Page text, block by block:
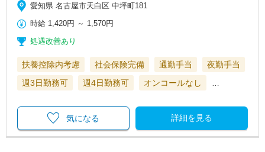
愛知県 名古屋市天白区 中坪町181
時給 1,420円 ～ 1,570円
処遇改善あり
扶養控除内考慮 社会保険完備 通勤手当
夜勤手当
週3日勤務可
週4日勤務可 オンコールなし
詳細を見る
気になる